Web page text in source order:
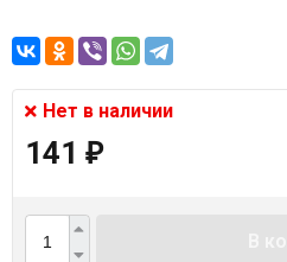
Нет в наличии
141 ₽